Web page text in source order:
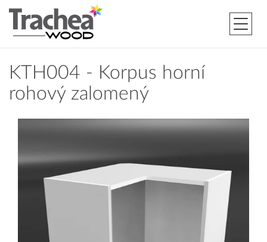
KTH004 - Korpus horní
rohový zalomený